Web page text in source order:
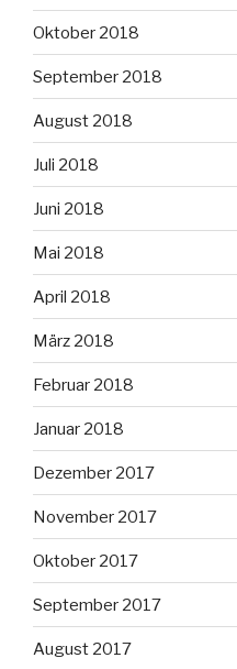
Oktober 2018
September 2018
August 2018
Juli 2018
Juni 2018
Mai 2018
April 2018
März 2018
Februar 2018
Januar 2018
Dezember 2017
November 2017
Oktober 2017
September 2017
August 2017